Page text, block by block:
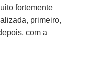
fortemente
primeiro,
com a